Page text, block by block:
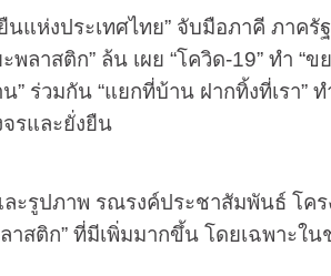
นแห่งประเทศไทย” จับมือภาคี ภาครั
ลาสติก” ล้น เผย “โควิด-19” ทำ “ข
น” ร่วมกัน “แยกที่บ้าน ฝากทิ้งที่เรา” ท
รและยั่งยืน
รูปภาพ รณรงค์ประชาสัมพันธ์ โคร
สติก” ที่มีเพิ่มมากขึ้น โดยเฉพาะใน